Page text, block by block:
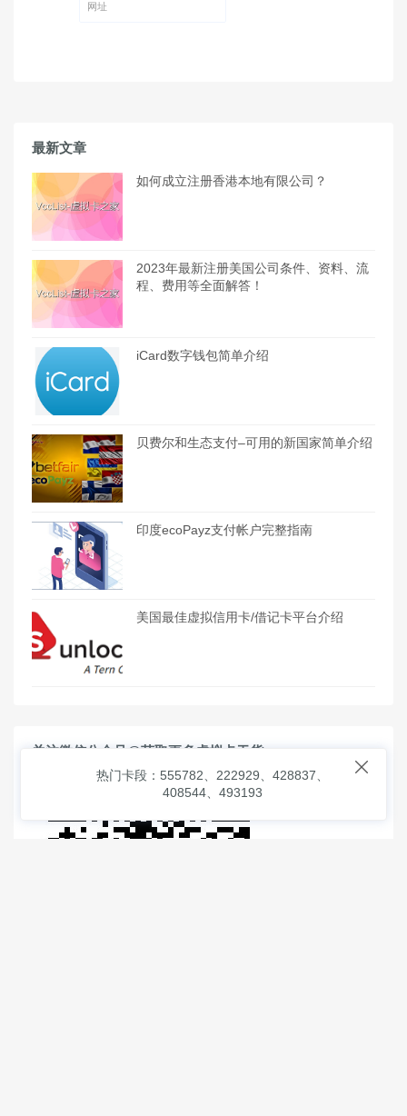
最新文章
如何成立注册香港本地有限公司？
2023年最新注册美国公司条件、资料、流
程、费用等全面解答！
iCard数字钱包简单介绍
贝费尔和生态支付–可用的新国家简单介绍
印度ecoPayz支付帐户完整指南
美国最佳虚拟信用卡/借记卡平台介绍
关注微信公众号@获取更多虚拟卡干货

热门卡段：555782、222929、428837、
408544、493193